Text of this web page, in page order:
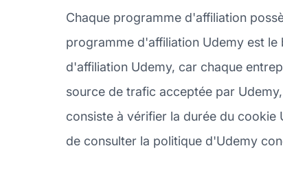
Chaque programme d'affiliation
programme d'affiliation Udemy est
d'affiliation Udemy, car chaque
source de trafic acceptée par
consiste à vérifier la durée du
de consulter la politique d'Udemy